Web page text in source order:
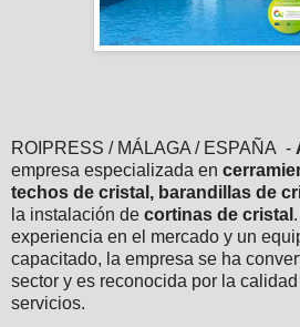
ROIPRESS / MÁLAGA / ESPAÑA -
empresa especializada en
techos de cristal, barandillas de
la instalación de cortinas de cristal
experiencia en el mercado y un
capacitado, la empresa se ha
sector y es reconocida por la
servicios.